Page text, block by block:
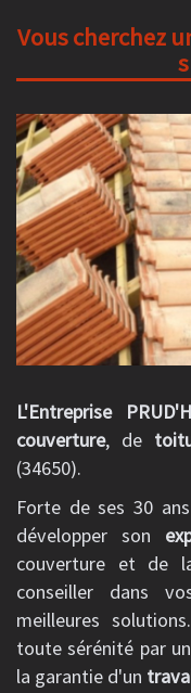
Vous cherchez
L'Entreprise
couverture, de
(34650).
Forte de ses 30
développer son
couverture et de
conseiller dans
meilleures
toute sérénité par un
la garantie d'un